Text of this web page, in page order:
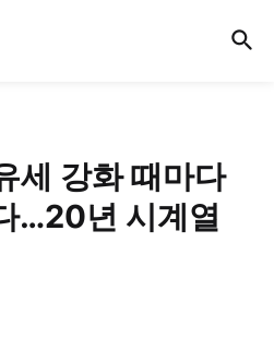
세 강화 때마다
…20년 시계열